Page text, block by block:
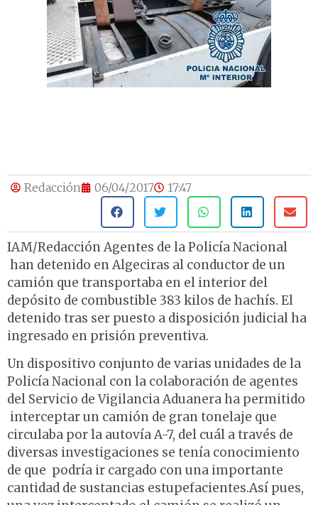
Redacción 06/04/2017 17:47
IAM/Redacción Agentes de la Policía Nacional
han detenido en Algeciras al conductor de un
camión que transportaba en el interior del
depósito de combustible 383 kilos de hachís. El
detenido tras ser puesto a disposición judicial ha
ingresado en prisión preventiva.
Un dispositivo conjunto de varias unidades de la
Policía Nacional con la colaboración de agentes
del Servicio de Vigilancia Aduanera ha permitido
interceptar un camión de gran tonelaje que
circulaba por la autovía A-7, del cuál a través de
diversas investigaciones se tenía conocimiento
de que podría ir cargado con una importante
cantidad de sustancias estupefacientes.Así pues,